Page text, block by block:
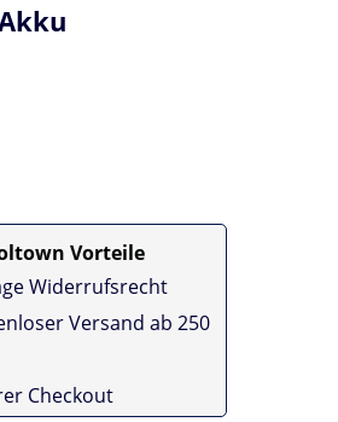
Vorteile
Widerrufsrecht
Versand ab 250
Checkout